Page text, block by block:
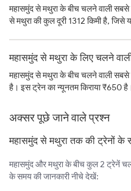
महासमुंद से मथुरा के बीच चलने वाली
से मथुरा की कुल दूरी 1312 किमी है,
महासमुंद से मथुरा के लिए चलने
महासमुंद से मथुरा के बीच चलने वाली
है। इस ट्रेन का न्यूनतम किराया ₹650
अक्सर पूछे जाने वाले प्रश्न
महासमुंद से मथुरा तक की ट्रेनों के
महासमुंद और मथुरा के बीच कुल 2 ट्रेनें
के समय की जानकारी नीचे देखें: